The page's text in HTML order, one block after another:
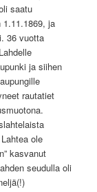
saatu
ja
36 vuotta
ja siihen
rautatiet
ole
kasvanut
seudulla oli